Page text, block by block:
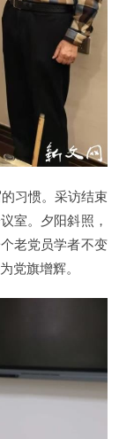
习惯。采访结束
室。夕阳斜照，
老党员学者不变
党旗增辉。